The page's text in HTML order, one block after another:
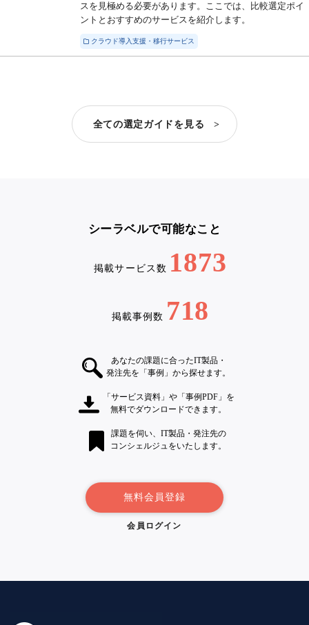
スを見極める必要があります。ここでは、比較選定ポイ
ントとおすすめのサービスを紹介します。
クラウド導入支援・移行サービス
全ての選定ガイドを見る >
シーラベルで可能なこと
掲載サービス数 1873
掲載事例数 718
あなたの課題に合ったIT製品・
発注先を「事例」から探せます。
「サービス資料」や「事例PDF」を
無料でダウンロードできます。
課題を伺い、IT製品・発注先の
コンシェルジュをいたします。
無料会員登録
会員ログイン